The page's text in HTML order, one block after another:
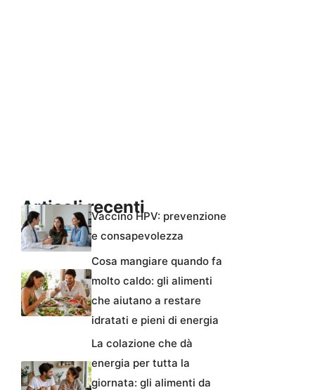
Articoli recentiVaccino HPV: prevenzione
e consapevolezza
Cosa mangiare quando fa
molto caldo: gli alimenti
che aiutano a restare
idratati e pieni di energia
La colazione che dà
energia per tutta la
giornata: gli alimenti da